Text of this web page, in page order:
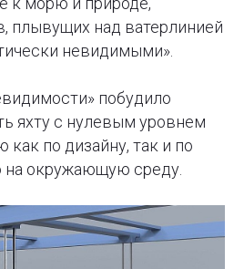
плывущих над ватерлинией
невидимыми».
побудило
яхту с нулевым уровнем
по дизайну, так и по
окружающую среду.